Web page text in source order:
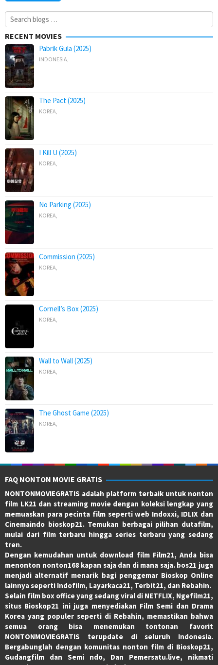
Search
for:
RECENT MOVIES
Pabrik Gula (2025)
INDONESIA
The Pact (2025)
KOREA
I Kill U (2025)
KOREA
No Parking (2025)
KOREA
Commission (2025)
KOREA
Cornell’s Box (2025)
KOREA
Wall to Wall (2025)
KOREA
The Ghost Game (2025)
KOREA
FAQ NONTON MOVIE GRATIS
NONTONMOVIEGRATIS adalah platform terbaik untuk nonton
film LK21 dan streaming movie dengan koleksi lengkap yang
memuaskan para pecinta film seperti web Indoxxi, IDLIX dan
Cinemaindo bioskop21. Temukan berbagai pilihan dutafilm,
mulai dari film terbaru hingga series terbaru yang sedang
tren.
Dengan kemudahan untuk download film Film21, Anda bisa
menonton nonton168 kapan saja dan di mana saja. bos21 juga
menjadi alternatif menarik bagi penggemar Bioskop Online
lainnya seperti Indofilm, Layarkaca21, Terbit21, dan Rebahin.
Selain film box office yang sedang viral di NETFLIX, Ngefilm21,
situs Bioskop21 ini juga menyediakan Film Semi dan Drama
Korea yang populer seperti di Rebahin, memastikan bahwa
semua orang bisa menemukan tontonan favorit
NONTONMOVIEGRATIS terupdate di seluruh Indonesia.
Bergabunglah dengan komunitas nonton film di Bioskop21,
Gudangfilm dan Semi ndo, Dan Pemersatu.live, nikmati